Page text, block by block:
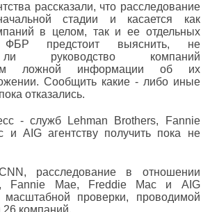
рассказали, что расследование
стадии и касается как
в целом, так и ее отдельных
ФБР предстоит выяснить, не
руководство компаний
ложной информации об их
Сообщить какие - либо иные
отказались.
- служб Lehman Brothers, Fannie
и AIG агентству получить пока не
расследование в отношении
Fannie Mae, Freddie Mac и AIG
масштабной проверки, проводимой
компаний.